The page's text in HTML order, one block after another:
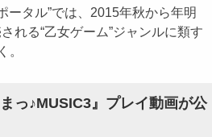
タル”では、2015年秋から年明
れる“乙女ゲーム”ジャンルに類す
。
っ♪MUSIC3』プレイ動画が公